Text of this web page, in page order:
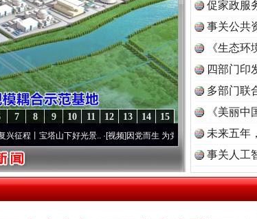
15
14
13
12
11
10
9
8
7
宝塔山下好光景..·[视频]因党而生 为党而战——百年“纪”事⑧加强纪律
促家政服
事关公共
《生态
读
四部门印
多部门联
《美丽
未来五年
事关人工